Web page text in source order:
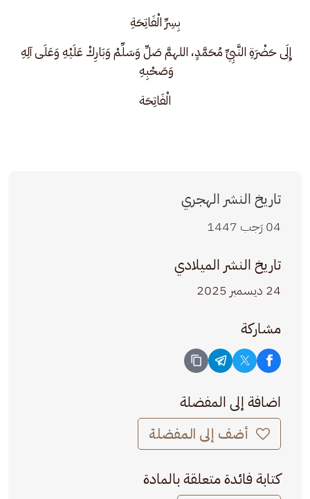
بِسِرِّ الْفَاتِحَةِ
إِلَى حَضْرَةِ النَّبِيِّ مُحَمَّدٍ، اللهمَّ صَلِّ وَسَلِّمْ وَبَارِكْ عَلَيْهِ وَعَلَى آلِهِ
وَصَحْبِهِ
الْفَاتِحَة
تاريخ النشر الهجري
04 رَجب 1447
تاريخ النشر الميلادي
24 ديسمبر 2025
مشاركة
اضافة إلى المفضلة
أضف إلى المفضلة
كتابة فائدة متعلقة بالمادة